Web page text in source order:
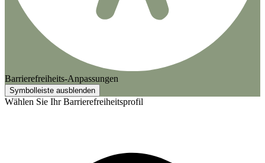
Barrierefreiheits-Anpassungen
Symbolleiste ausblenden
Wählen Sie Ihr Barrierefreiheitsprofil